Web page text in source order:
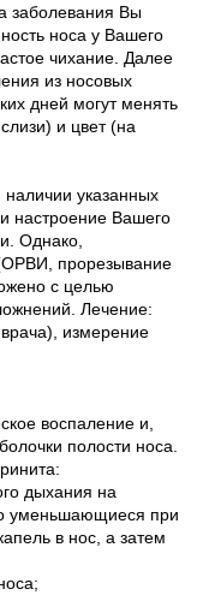
заболевания Вы
носа у Вашего
чихание. Далее
из носовых
дней могут менять
и цвет (на
указанных
настроение Вашего
Однако,
прорезывание
с целью
Лечение:
измерение
воспаление и,
полости носа.
дыхания на
уменьшающиеся при
в нос, а затем